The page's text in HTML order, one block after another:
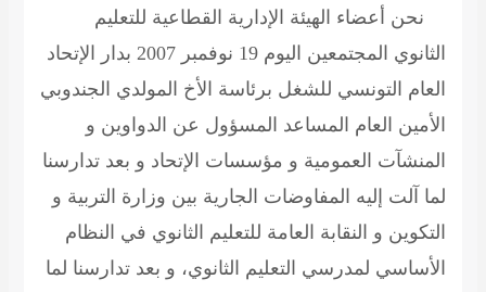
نحن أعضاء الهيئة الإدارية القطاعية للتعليم
الثانوي المجتمعين اليوم 19 نوفمبر 2007 بدار الإتحاد
العام التونسي للشغل برئاسة الأخ المولدي الجندوبي
الأمين العام المساعد المسؤول عن الدواوين و
المنشآت العمومية و مؤسسات الإتحاد و بعد تدارسنا
لما آلت إليه المفاوضات الجارية بين وزارة التربية و
التكوين و النقابة العامة للتعليم الثانوي في النظام
الأساسي لمدرسي التعليم الثانوي، و بعد تدارسنا لما